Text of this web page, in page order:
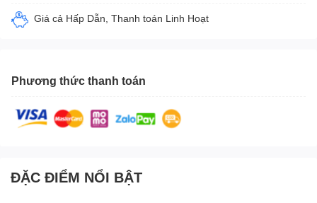
Giá cả Hấp Dẫn, Thanh toán Linh Hoạt
Phương thức thanh toán
ĐẶC ĐIỂM NỔI BẬT